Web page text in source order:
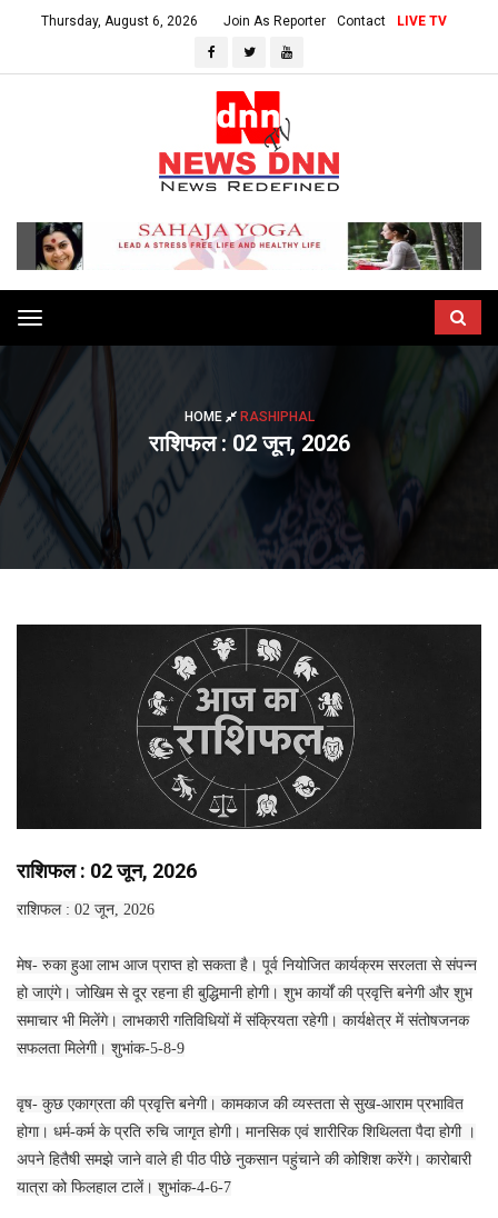
Thursday, August 6, 2026 Join As Reporter Contact LIVE TV
Toggle
navigation
HOME RASHIPHAL
राशिफल : 02 जून, 2026
राशिफल : 02 जून, 2026
राशिफल : 02 जून, 2026
मेष- रुका हुआ लाभ आज प्राप्त हो सकता है। पूर्व नियोजित कार्यक्रम सरलता से संपन्न
हो जाएंगे। जोखिम से दूर रहना ही बुद्धिमानी होगी। शुभ कार्यों की प्रवृत्ति बनेगी और शुभ
समाचार भी मिलेंगे। लाभकारी गतिविधियों में संक्रियता रहेगी। कार्यक्षेत्र में संतोषजनक
सफलता मिलेगी। शुभांक-5-8-9
वृष- कुछ एकाग्रता की प्रवृत्ति बनेगी। कामकाज की व्यस्तता से सुख-आराम प्रभावित
होगा। धर्म-कर्म के प्रति रुचि जागृत होगी। मानसिक एवं शारीरिक शिथिलता पैदा होगी ।
अपने हितैषी समझे जाने वाले ही पीठ पीछे नुकसान पहुंचाने की कोशिश करेंगे। कारोबारी
यात्रा को फिलहाल टालें। शुभांक-4-6-7